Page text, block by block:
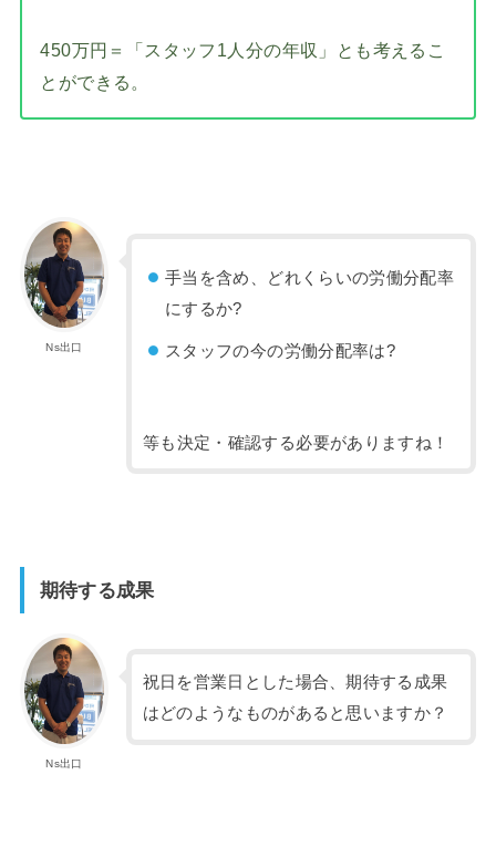
450万円＝「スタッフ1人分の年収」とも考えるこ
とができる。
Ns出口
手当を含め、どれくらいの労働分配率
にするか?
スタッフの今の労働分配率は?
等も決定・確認する必要がありますね！
期待する成果
Ns出口
祝日を営業日とした場合、期待する成果
はどのようなものがあると思いますか？